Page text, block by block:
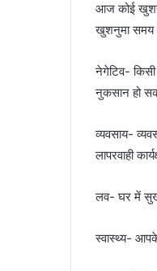
आज कोई
खुशनुमा समय
नेगेटिव-
नुकसान हो
व्यवसाय-
लापरवाही
लव- घर में
स्वास्थ्य-